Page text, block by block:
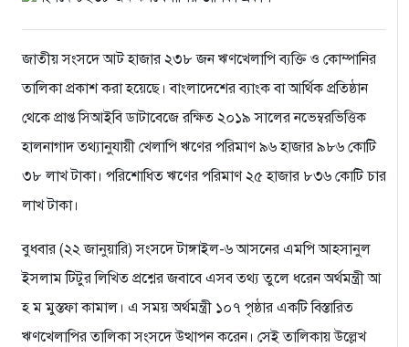
জাতীয় সংসদে আট হাজার ২৩৮ জন ঋণখেলাপি ব্যক্তি ও কোম্পানির
তালিকা প্রকাশ করা হয়েছে। বাংলাদেশের ব্যাংক বা আর্থিক প্রতিষ্ঠান
থেকে প্রাপ্ত সিআইবি ডাটাবেজে রক্ষিত ২০১৯ সালের নভেম্বরভিত্তিক
হালনাগাদ তথ্যানুযায়ী খেলাপি ঋণের পরিমাণ ৯৬ হাজার ৯৮৬ কোটি
৩৮ লাখ টাকা। পরিশোধিত ঋণের পরিমাণ ২৫ হাজার ৮৩৬ কোটি চার
লাখ টাকা।
বুধবার (২২ জানুয়ারি) সংসদে টাঙ্গাইল-৬ আসনের এমপি আহসানুল
ইসলাম টিটুর লিখিত প্রশ্নের জবাবে এসব তথ্য তুলে ধরেন অর্থমন্ত্রী আ
হ ম মুস্তফা কামাল। এ সময় অর্থমন্ত্রী ১০৭ পৃষ্ঠার একটি বিস্তারিত
ঋণখেলাপির তালিকা সংসদে উত্থাপন করেন। সেই তালিকায় উল্লেখ